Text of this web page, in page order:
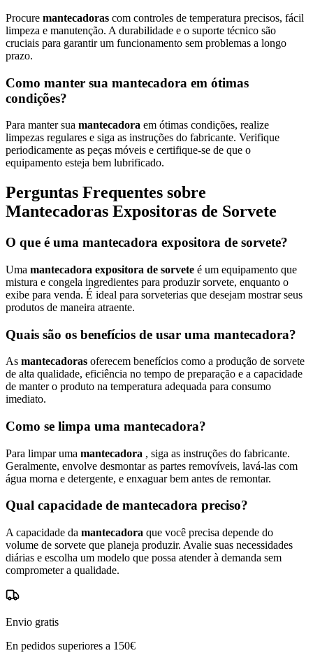
Procure mantecadoras com controles de temperatura precisos, fácil
limpeza e manutenção. A durabilidade e o suporte técnico são
cruciais para garantir um funcionamento sem problemas a longo
prazo.
Como manter sua mantecadora em ótimas
condições?
Para manter sua mantecadora em ótimas condições, realize
limpezas regulares e siga as instruções do fabricante. Verifique
periodicamente as peças móveis e certifique-se de que o
equipamento esteja bem lubrificado.
Perguntas Frequentes sobre
Mantecadoras Expositoras de Sorvete
O que é uma mantecadora expositora de sorvete?
Uma mantecadora expositora de sorvete é um equipamento que
mistura e congela ingredientes para produzir sorvete, enquanto o
exibe para venda. É ideal para sorveterias que desejam mostrar seus
produtos de maneira atraente.
Quais são os benefícios de usar uma mantecadora?
As mantecadoras oferecem benefícios como a produção de sorvete
de alta qualidade, eficiência no tempo de preparação e a capacidade
de manter o produto na temperatura adequada para consumo
imediato.
Como se limpa uma mantecadora?
Para limpar uma mantecadora , siga as instruções do fabricante.
Geralmente, envolve desmontar as partes removíveis, lavá-las com
água morna e detergente, e enxaguar bem antes de remontar.
Qual capacidade de mantecadora preciso?
A capacidade da mantecadora que você precisa depende do
volume de sorvete que planeja produzir. Avalie suas necessidades
diárias e escolha um modelo que possa atender à demanda sem
comprometer a qualidade.
Envio gratis
En pedidos superiores a 150€